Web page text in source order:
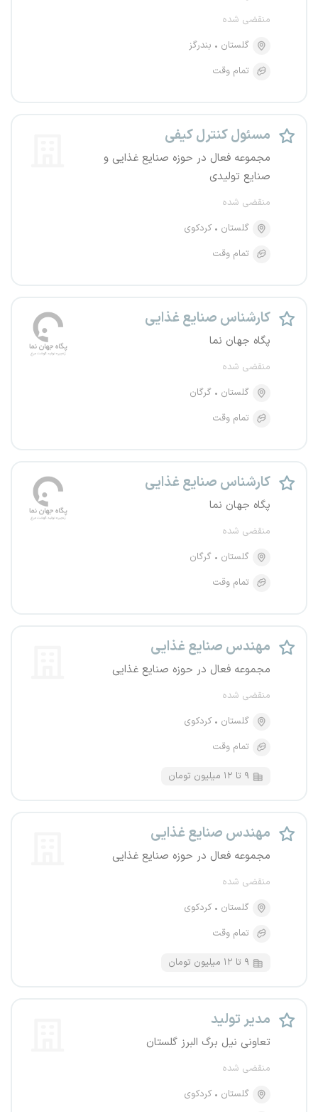
منقضی شده
گلستان
بندرگز
تمام وقت
مسئول کنترل کیفی
مجموعه فعال در حوزه صنایع غذایی و
صنایع تولیدی
منقضی شده
گلستان
کردکوی
تمام وقت
کارشناس صنایع غذایی
پگاه جهان نما
منقضی شده
گلستان
گرگان
تمام وقت
کارشناس صنایع غذایی
پگاه جهان نما
منقضی شده
گلستان
گرگان
تمام وقت
مهندس صنایع غذایی
مجموعه فعال در حوزه صنایع غذایی
منقضی شده
گلستان
کردکوی
تمام وقت
۹ تا ۱۲ میلیون تومان
مهندس صنایع غذایی
مجموعه فعال در حوزه صنایع غذایی
منقضی شده
گلستان
کردکوی
تمام وقت
۹ تا ۱۲ میلیون تومان
مدیر تولید
تعاونی نیل برگ البرز گلستان
منقضی شده
گلستان
کردکوی